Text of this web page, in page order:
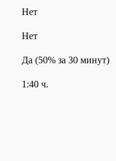
Нет
Нет
Да (50% за 30 минут)
1:40 ч.